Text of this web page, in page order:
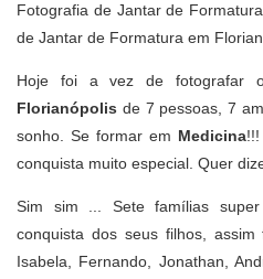
Fotografia de Jantar de
de Jantar de Formatura em
Hoje foi a vez de fotografar
Florianópolis de 7 pessoas, 7
sonho. Se formar em Medicina
conquista muito especial. Quer
Sim sim ... Sete famílias
conquista dos seus filhos, assim
Isabela, Fernando, Jonathan,